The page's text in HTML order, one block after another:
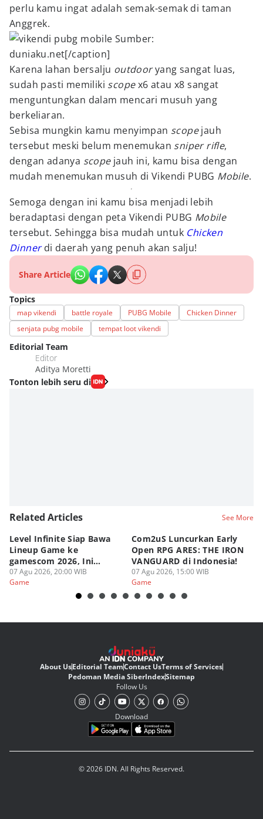
perlu kamu ingat adalah semak-semak di taman
Anggrek.
Sumber:
duniaku.net[/caption]
Karena lahan bersalju outdooryang sangat luas,
sudah pasti memiliki scopex6 atau x8 sangat
menguntungkan dalam mencari musuh yang
berkeliaran.
Sebisa mungkin kamu menyimpan scopejauh
tersebut meski belum menemukan sniper rifle,
dengan adanya scopejauh ini, kamu bisa dengan
mudah menemukan musuh di Vikendi PUBG Mobile.
Semoga dengan ini kamu bisa menjadi lebih
beradaptasi dengan peta Vikendi PUBG Mobile
tersebut. Sehingga bisa mudah untuk Chicken
Dinnerdi daerah yang penuh akan salju!
Share Article
Topics
map vikendi battle royale PUBG Mobile
Chicken Dinner
senjata pubg mobile
tempat loot vikendi
Editorial Team
Editor
Aditya Moretti
Tonton lebih seru di
Related Articles See More
Level Infinite Siap Bawa
Lineup Game ke
gamescom 2026, Ini
Judulnya!
07 Agu 2026, 20:00 WIB
Game
Com2uS Luncurkan Early
Open RPG ARES: THE IRON
VANGUARD di Indonesia!
07 Agu 2026, 15:00 WIB
Game
About UsEditorial TeamContact UsTerms of Services
Pedoman Media SiberIndexSitemap
Follow Us
Download
© 2026 IDN. All Rights Reserved.